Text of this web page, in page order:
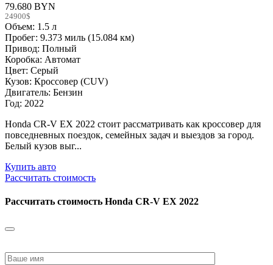
79.680 BYN
24900$
Объем: 1.5 л
Пробег: 9.373 миль (15.084 км)
Привод: Полный
Коробка: Автомат
Цвет: Серый
Кузов: Кроссовер (CUV)
Двигатель: Бензин
Год: 2022
Honda CR-V EX 2022 стоит рассматривать как кроссовер для
повседневных поездок, семейных задач и выездов за город.
Белый кузов выг...
Купить авто
Рассчитать стоимость
Рассчитать стоимость Honda CR-V EX 2022
leave